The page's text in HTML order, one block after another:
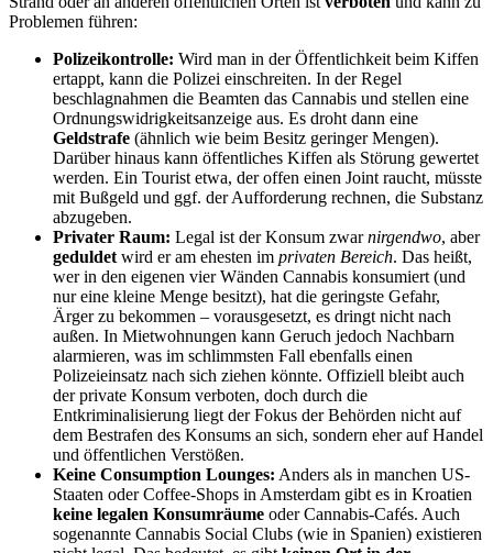
Problemen führen:
Polizeikontrolle: Wird man in der Öffentlichkeit beim Kiffen
ertappt, kann die Polizei einschreiten. In der Regel
beschlagnahmen die Beamten das Cannabis und stellen eine
Ordnungswidrigkeitsanzeige aus. Es droht dann eine
Geldstrafe (ähnlich wie beim Besitz geringer Mengen).
Darüber hinaus kann öffentliches Kiffen als Störung gewertet
werden. Ein Tourist etwa, der offen einen Joint raucht, müsste
mit Bußgeld und ggf. der Aufforderung rechnen, die Substanz
abzugeben.
Privater Raum: Legal ist der Konsum zwarnirgendwo, aber
geduldet wird er am ehesten im privaten Bereich. Das heißt,
wer in den eigenen vier Wänden Cannabis konsumiert (und
nur eine kleine Menge besitzt), hat die geringste Gefahr,
Ärger zu bekommen – vorausgesetzt, es dringt nicht nach
außen. In Mietwohnungen kann Geruch jedoch Nachbarn
alarmieren, was im schlimmsten Fall ebenfalls einen
Polizeieinsatz nach sich ziehen könnte. Offiziell bleibt auch
der private Konsum verboten, doch durch die
Entkriminalisierung liegt der Fokus der Behörden nicht auf
dem Bestrafen des Konsums an sich, sondern eher auf Handel
und öffentlichen Verstößen.
Keine Consumption Lounges: Anders als in manchen US-
Staaten oder Coffee-Shops in Amsterdam gibt es in Kroatien
keine legalen Konsumräume oder Cannabis-Cafés. Auch
sogenannte Cannabis Social Clubs (wie in Spanien) existieren